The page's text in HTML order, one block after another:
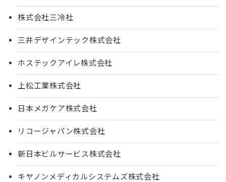
株式会社三冷社
三井デザインテック株式会社
ホステックアイレ株式会社
上松工業株式会社
日本メガケア株式会社
リコージャパン株式会社
新日本ビルサービス株式会社
キヤノンメディカルシステムズ株式会社